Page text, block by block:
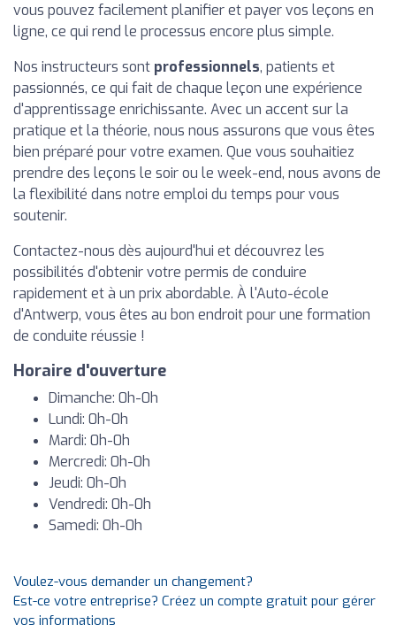
vous pouvez facilement planifier et payer vos leçons en
ligne, ce qui rend le processus encore plus simple.
Nos instructeurs sont professionnels, patients et
passionnés, ce qui fait de chaque leçon une expérience
d'apprentissage enrichissante. Avec un accent sur la
pratique et la théorie, nous nous assurons que vous êtes
bien préparé pour votre examen. Que vous souhaitiez
prendre des leçons le soir ou le week-end, nous avons de
la flexibilité dans notre emploi du temps pour vous
soutenir.
Contactez-nous dès aujourd'hui et découvrez les
possibilités d'obtenir votre permis de conduire
rapidement et à un prix abordable. À l'Auto-école
d'Antwerp, vous êtes au bon endroit pour une formation
de conduite réussie !
Horaire d'ouverture
Dimanche: 0h-0h
Lundi: 0h-0h
Mardi: 0h-0h
Mercredi: 0h-0h
Jeudi: 0h-0h
Vendredi: 0h-0h
Samedi: 0h-0h
Voulez-vous demander un changement?
Est-ce votre entreprise? Créez un compte gratuit pour gérer
vos informations